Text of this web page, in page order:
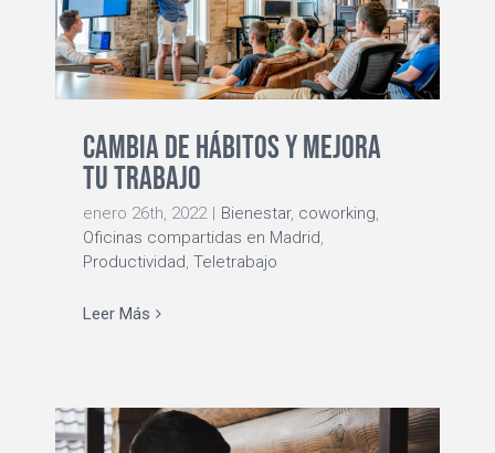
Cambia de hábitos y mejora
tu trabajo
enero 26th, 2022 | Bienestar, coworking,
Oficinas compartidas en Madrid,
Productividad,Teletrabajo
Leer Más